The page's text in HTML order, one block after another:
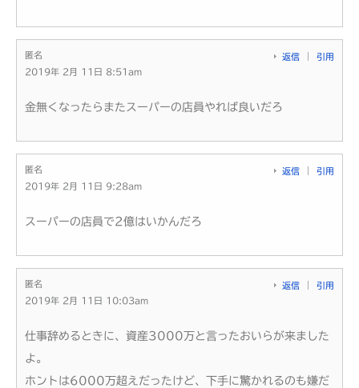
匿名
2019年 2月 11日 8:51am
返信 引用
金無くなったらまたスーパーの店員やれば良いだろ
匿名
2019年 2月 11日 9:28am
返信 引用
スーパーの店員で2億はいかんだろ
匿名
2019年 2月 11日 10:03am
返信 引用
仕事辞めるときに、資産3000万と言ったおいらが来ました
よ。
ホントは6000万超えだったけど、下手に驚かれるのも嫌だ